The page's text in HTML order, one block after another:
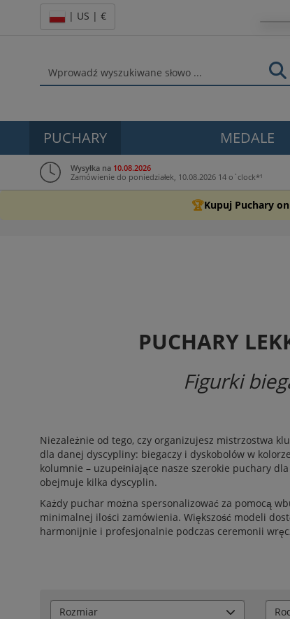
| US | €
PUCHARY MEDALE
Wysyłka na 10.08.2026
Zamówienie do poniedziałek, 10.08.2026 14 o`clock*¹
🏆Kupuj Puchary
PUCHARY
Figurki
Niezależnie od tego, czy organizujesz mistrzostwa
dla danej dyscypliny: biegaczy i dyskobolów w
kolumnie – uzupełniające nasze szerokie puchary
obejmuje kilka dyscyplin.
Każdy puchar można spersonalizować za pomocą
minimalnej ilości zamówienia. Większość modeli
harmonijnie i profesjonalnie podczas ceremonii
Rozmiar